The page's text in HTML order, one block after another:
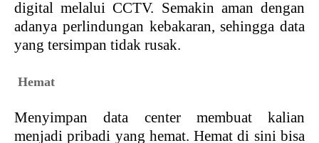
digital melalui CCTV. Semakin aman dengan
adanya perlindungan kebakaran, sehingga data
yang tersimpan tidak rusak.
Hemat
Menyimpan data center membuat kalian
menjadi pribadi yang hemat. Hemat di sini bisa